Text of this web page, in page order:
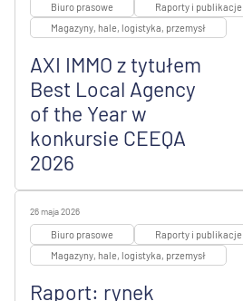
Biuro prasowe
Raporty i publikacje
Magazyny, hale, logistyka, przemysł
AXI IMMO z tytułem
Best Local Agency
of the Year w
konkursie CEEQA
2026
26 maja 2026
Biuro prasowe
Raporty i publikacje
Magazyny, hale, logistyka, przemysł
Raport: rynek